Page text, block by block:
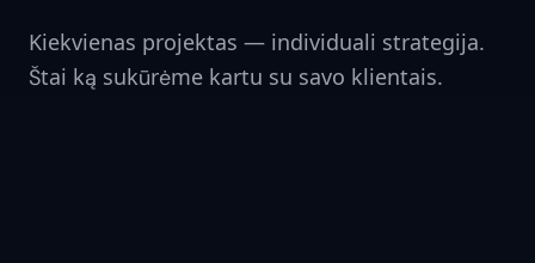
Kiekvienas projektas — individuali strategija.
Štai ką sukūrėme kartu su savo klientais.